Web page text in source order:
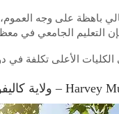
باهظة على وجه
التعليم الجامعي في
الأعلى تكلفة في